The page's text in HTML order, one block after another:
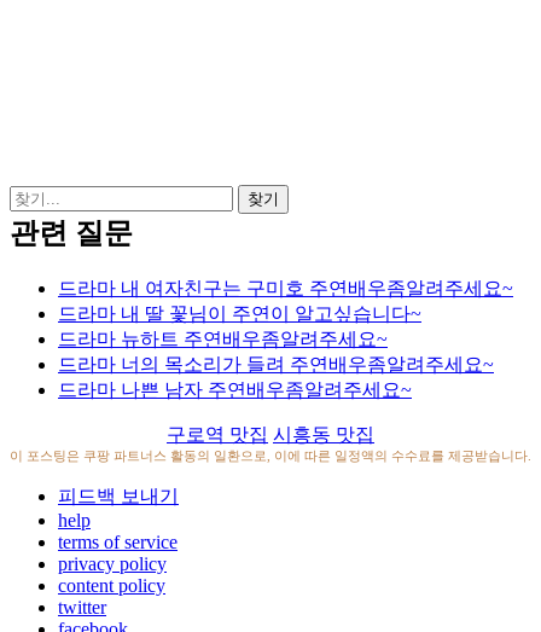
관련 질문
드라마 내 여자친구는 구미호 주연배우좀알려주세요~
드라마 내 딸 꽃님이 주연이 알고싶습니다~
드라마 뉴하트 주연배우좀알려주세요~
드라마 너의 목소리가 들려 주연배우좀알려주세요~
드라마 나쁜 남자 주연배우좀알려주세요~
구로역 맛집 시흥동 맛집
이 포스팅은 쿠팡 파트너스 활동의 일환으로, 이에 따른 일정액의 수수료를 제공받습니다.
피드백 보내기
help
terms of service
privacy policy
content policy
twitter